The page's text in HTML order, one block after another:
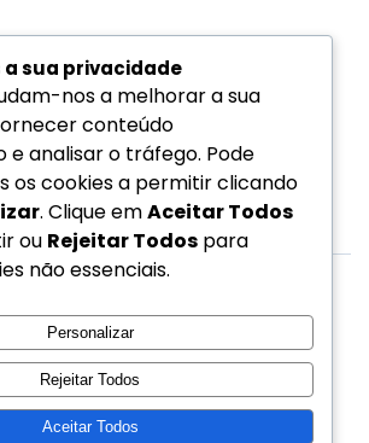
Siga-nos
Facebook
Linkedin
YouTube
Casio Calculadoras
a sua privacidade
nos a melhorar a sua
conteúdo
e analisar o tráfego. Pode
os cookies a permitir clicando
. Clique emAceitar Todos
ou Rejeitar Todos para
não essenciais.
Personalizar
Rejeitar Todos
Aceitar Todos